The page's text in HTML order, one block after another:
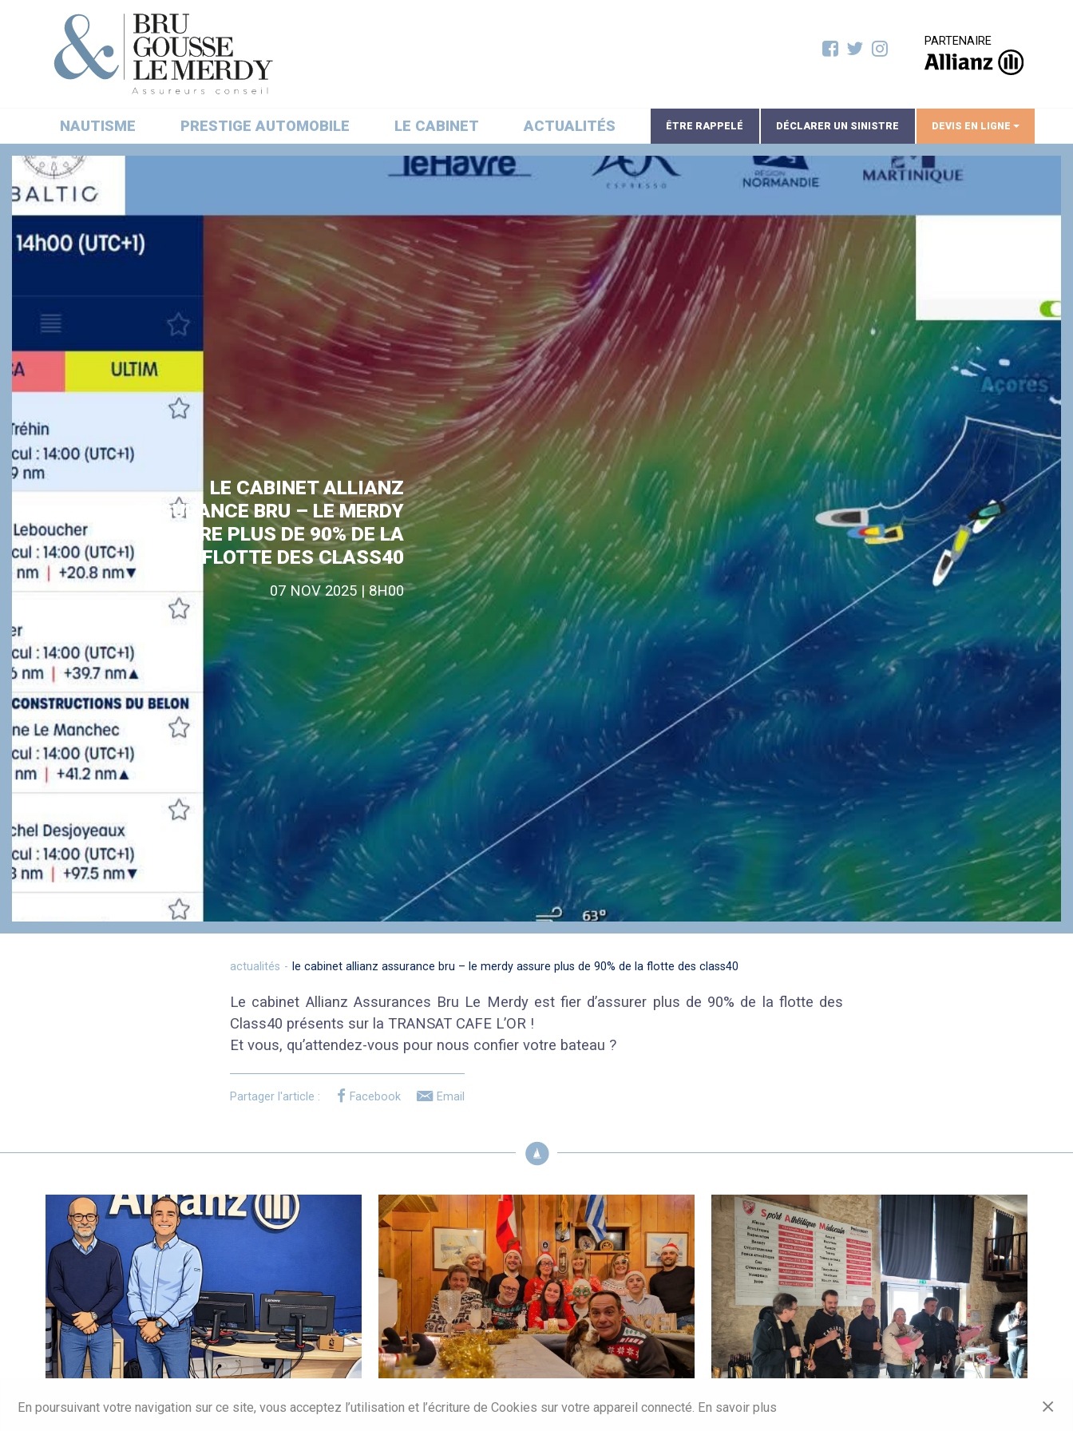
PARTENAIRE
NAUTISME PRESTIGE AUTOMOBILE LE CABINET ACTUALITÉS ÊTRE RAPPELÉ DÉCLARER UN SINISTRE DEVIS EN LIGNE
LE CABINET ALLIANZ
ASSURANCE BRU – LE MERDY
ASSURE PLUS DE 90% DE LA
FLOTTE DES CLASS40
07 NOV 2025 | 8H00
actualités le cabinet allianz assurance bru – le merdy assure plus de 90% de la flotte des class40
Le cabinet Allianz Assurances Bru Le Merdy est fier d’assurer plus de 90% de la flotte des
Class40 présents sur la TRANSAT CAFE L’OR !
Et vous, qu’attendez-vous pour nous confier votre bateau ?
Partager l'article : Facebook Email
En poursuivant votre navigation sur ce site, vous acceptez l’utilisation et l’écriture de Cookies sur votre appareil connecté. En savoir plus